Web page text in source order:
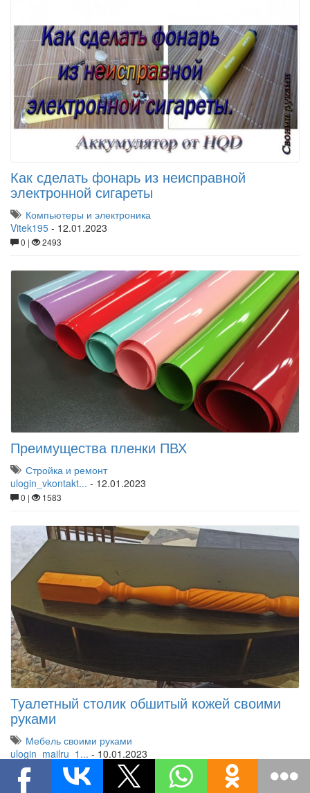
Как сделать фонарь из неисправной
электронной сигареты
Компьютеры и электроника
Vitek195 - 12.01.2023
0 | 2493
Преимущества пленки ПВХ
Стройка и ремонт
ulogin_vkontakt... - 12.01.2023
0 | 1583
Туалетный столик обшитый кожей своими
руками
Мебель своими руками
ulogin_mailru_1... - 10.01.2023
0 |